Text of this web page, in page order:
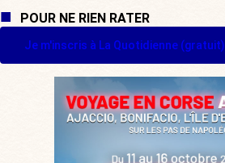
POUR NE RIEN RATER
Je m'inscris à La Quotidienne (gratuit)